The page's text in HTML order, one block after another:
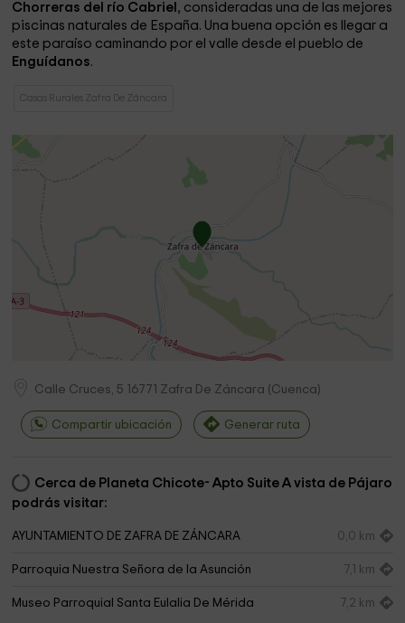
Chorreras del río Cabriel , consideradas una de las mejores
piscinas naturales de España. Una buena opción es llegar a
este paraíso caminando por el valle desde el pueblo de
Enguídanos.
Casas Rurales Zafra De Záncara
Calle Cruces, 5 16771 Zafra De Záncara (Cuenca)
Compartir ubicación Generar ruta
Cerca de Planeta Chicote- Apto Suite A vista de Pájaro
podrás visitar:
AYUNTAMIENTO DE ZAFRA DE ZÁNCARA 0,0 km
Parroquia Nuestra Señora de la Asunción 7,1 km
Museo Parroquial Santa Eulalia De Mérida 7,2 km